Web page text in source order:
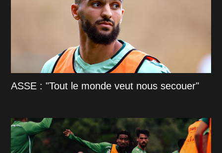
ASSE : "Tout le monde veut nous secouer"